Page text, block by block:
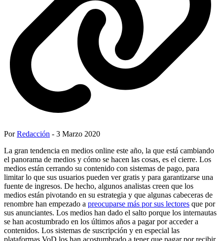
PorRedacción - 3 Marzo 2020
La gran tendencia en medios online este año, la que está cambiando
el panorama de medios y cómo se hacen las cosas, es el cierre. Los
medios están cerrando su contenido con sistemas de pago, para
limitar lo que sus usuarios pueden ver gratis y para garantizarse una
fuente de ingresos. De hecho, algunos analistas creen que los
medios están pivotando en su estrategia y que algunas cabeceras de
renombre han empezado a preocuparse más por sus lectores que por
sus anunciantes. Los medios han dado el salto porque los internautas
se han acostumbrado en los últimos años a pagar por acceder a
contenidos. Los sistemas de suscripción y en especial las
plataformas VoD los han acostumbrado a tener que pagar por recibir